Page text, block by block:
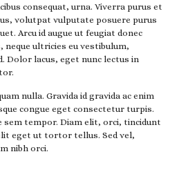
consequat, urna. Viverra purus et
volutpat vulputate posuere purus
Arcu id augue ut feugiat donec
ultricies eu vestibulum,
Dolor lacus, eget nunc lectus in
nulla. Gravida id gravida ac enim
congue eget consectetur turpis.
sem tempor. Diam elit, orci, tincidunt
eget ut tortor tellus. Sed vel,
nibh orci.